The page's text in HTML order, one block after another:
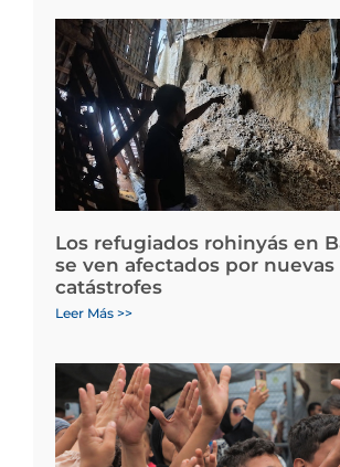
Los refugiados rohinyás en
se ven afectados por nuevas
catástrofes
Leer Más >>